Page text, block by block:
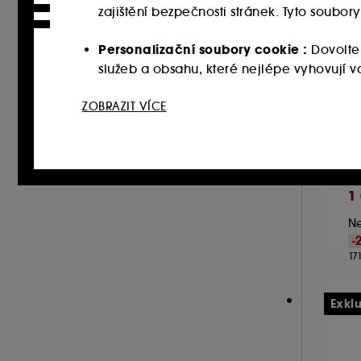
1
-
zajištění bezpečnosti stránek. Tyto
Personalizační soubory cookie :
služeb a obsahu, které nejlépe vyhovují
Sociální sítě a reklamní soubory cookie :
webových stránkách třetích stran a
Soubory cookie pro měření
Ukládání a čtení netechnických souborů
tlačítka níže "Upravit nastavení" nebo zvolit
ZOBRAZIT VÍCE